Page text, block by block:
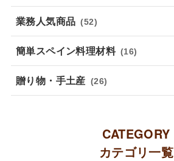
業務人気商品 (52)
簡単スペイン料理材料 (16)
贈り物・手土産 (26)
CATEGORY
カテゴリ一覧